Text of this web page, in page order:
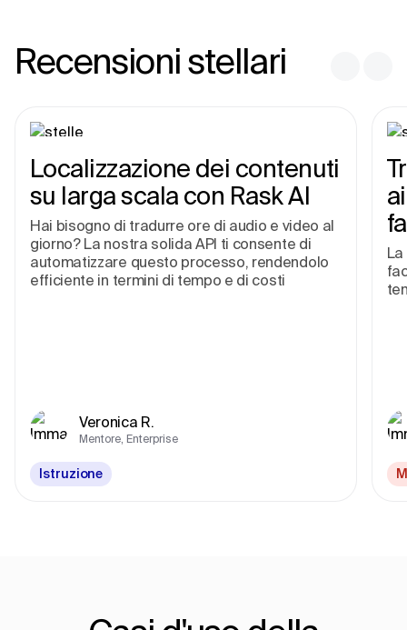
Recensioni stellari
Localizzazione dei contenuti
su larga scala con Rask AI
Hai bisogno di tradurre ore di audio e video al
giorno? La nostra solida API ti consente di
automatizzare questo processo, rendendolo
efficiente in termini di tempo e di costi
Veronica R.
Mentore, Enterprise
Istruzione